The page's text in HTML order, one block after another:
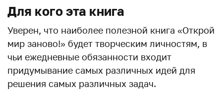
Для кого эта книга
Уверен, что наиболее полезной книга «Открой
мир заново!» будет творческим личностям, в
чьи ежедневные обязанности входит
придумывание самых различных идей для
решения самых различных задач.